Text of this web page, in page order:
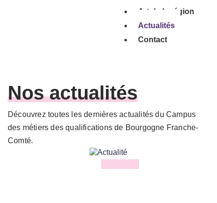
Art de la région
Actualités
Contact
Nos actualités
Découvrez toutes les dernières actualités du Campus
des métiers des qualifications de Bourgogne Franche-
Comté.